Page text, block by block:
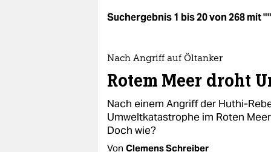
politik
gesellschaft
kultur
sport
Suchergebnis 1 bis 20 von 268 mit
Nach Angriff auf Öltanker
Rotem Meer droht
Nach einem Angriff der Huthi-
Umweltkatastrophe im Roten
Doch wie?
Von Clemens Schreiber